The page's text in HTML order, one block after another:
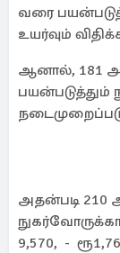
வரை
உயர்வும்
ஆனால், 181
பயன்படுத்தும்
அதன்படி 210
9,570, -